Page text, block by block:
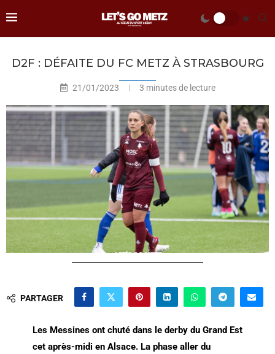
D2F : DÉFAITE DU FC METZ À STRASBOURG
21/01/2023 3 minutes de lecture
PARTAGER
Les Messines ont chuté dans le derby du Grand Est
cet après-midi en Alsace. La phase aller du